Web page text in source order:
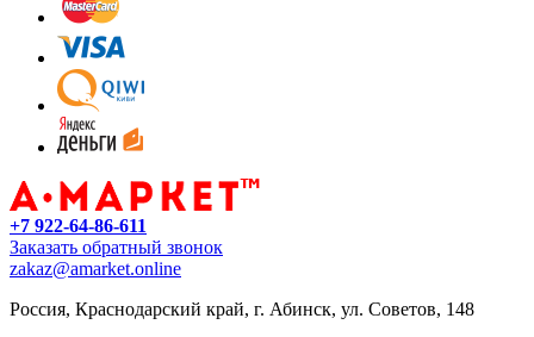
+7 922-64-86-611
Заказать обратный звонок
zakaz@amarket.online
Россия, Краснодарский край, г. Абинск, ул. Советов, 148